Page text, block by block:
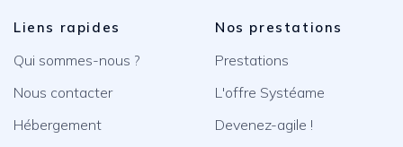
Liens rapides
Qui sommes-nous ?
Nous contacter
Hébergement
Nos prestations
Prestations
L'offre Systéame
Devenez-agile !